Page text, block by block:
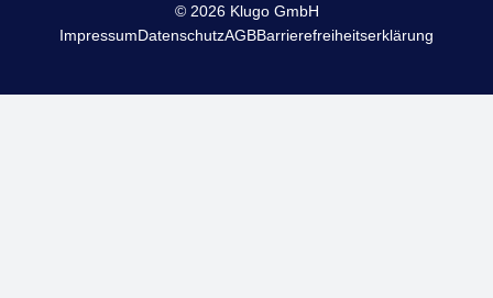
© 2026 Klugo GmbH
ImpressumDatenschutzAGBBarrierefreiheitserklärung